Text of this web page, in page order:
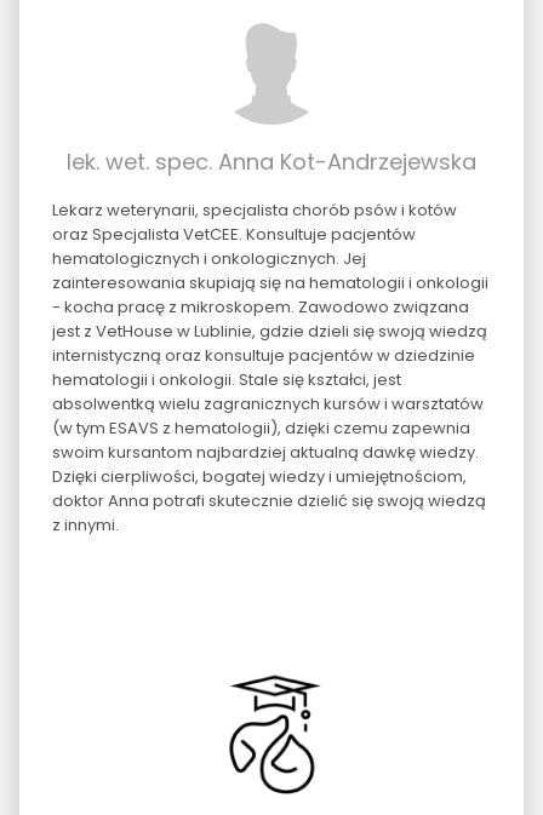
lek. wet. spec. Anna Kot-Andrzejewska
Lekarz weterynarii, specjalista chorób psów i kotów
oraz Specjalista VetCEE. Konsultuje pacjentów
hematologicznych i onkologicznych. Jej
zainteresowania skupiają się na hematologii i onkologii
- kocha pracę z mikroskopem. Zawodowo związana
jest z VetHouse w Lublinie, gdzie dzieli się swoją wiedzą
internistyczną oraz konsultuje pacjentów w dziedzinie
hematologii i onkologii. Stale się kształci, jest
absolwentką wielu zagranicznych kursów i warsztatów
(w tym ESAVS z hematologii), dzięki czemu zapewnia
swoim kursantom najbardziej aktualną dawkę wiedzy.
Dzięki cierpliwości, bogatej wiedzy i umiejętnościom,
doktor Anna potrafi skutecznie dzielić się swoją wiedzą
z innymi.